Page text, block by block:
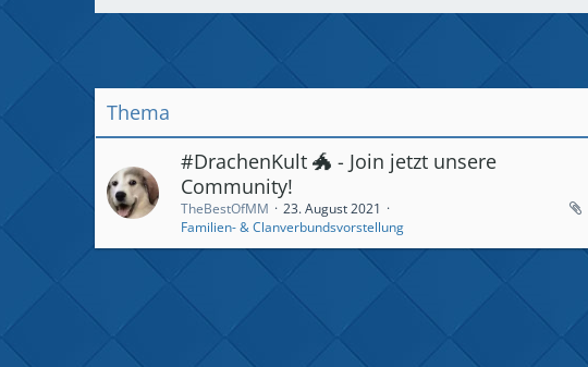
Thema
#DrachenKult 🐲 - Join jetzt unsere
Community!
TheBestOfMM
23. August 2021
Familien- & Clanverbundsvorstellung